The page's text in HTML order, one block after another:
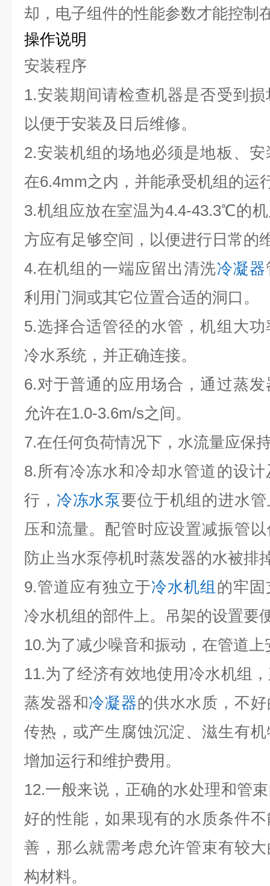
却，电子组件的性能参数才能控制
操作说明
安装程序
1.安装期间请检查机器是否受到
以便于安装及日后维修。
2.安装机组的场地必须是地板、
在6.4mm之内，并能承受机组的运
3.机组应放在室温为4.4-43.3℃的
方应有足够空间，以便进行日常的
4.在机组的一端应留出清洗冷凝器
利用门洞或其它位置合适的洞口。
5.选择合适管径的水管，机组大
冷水系统，并正确连接。
6.对于普通的应用场合，通过蒸
允许在1.0-3.6m/s之间。
7.在任何负荷情况下，水流量应保
8.所有冷冻水和冷却水管道的设
行， 冷冻水泵要位于机组的进水
压和流量。配管时应设置减振管
防止当水泵停机时蒸发器的水被排
9.管道应有独立于冷水机组 的牢
冷水机组的部件上。吊架的设置要
10.为了减少噪音和振动，在管道上
11.为了经济有效地使用冷水机组
蒸发器和冷凝器的供水水质，不
传热，或产生腐蚀沉淀、滋生有
增加运行和维护费用。
12.一般来说，正确的水处理和管
好的性能，如果现有的水质条件
善，那么就需考虑允许管束有较
构材料。